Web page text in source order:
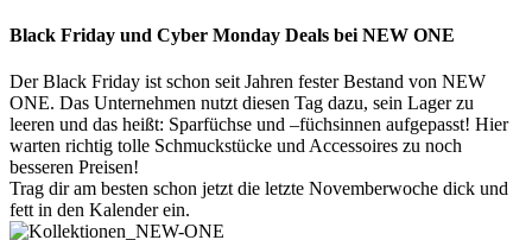
Black Friday und Cyber Monday Deals bei NEW ONE
Der Black Friday ist schon seit Jahren fester Bestand von NEW
ONE. Das Unternehmen nutzt diesen Tag dazu, sein Lager zu
leeren und das heißt: Sparfüchse und –füchsinnen aufgepasst! Hier
warten richtig tolle Schmuckstücke und Accessoires zu noch
besseren Preisen!
Trag dir am besten schon jetzt die letzte Novemberwoche dick und
fett in den Kalender ein.